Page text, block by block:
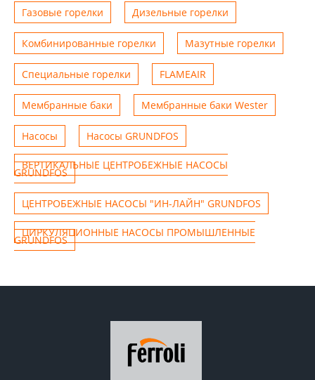
Газовые горелки Дизельные горелки
Комбинированные горелки Мазутные горелки
Специальные горелки FLAMEAIR
Мембранные баки Мембранные баки Wester
Насосы Насосы GRUNDFOS
ВЕРТИКАЛЬНЫЕ ЦЕНТРОБЕЖНЫЕ НАСОСЫ
GRUNDFOS
ЦЕНТРОБЕЖНЫЕ НАСОСЫ "ИН-ЛАЙН" GRUNDFOS
ЦИРКУЛЯЦИОННЫЕ НАСОСЫ ПРОМЫШЛЕННЫЕ
GRUNDFOS